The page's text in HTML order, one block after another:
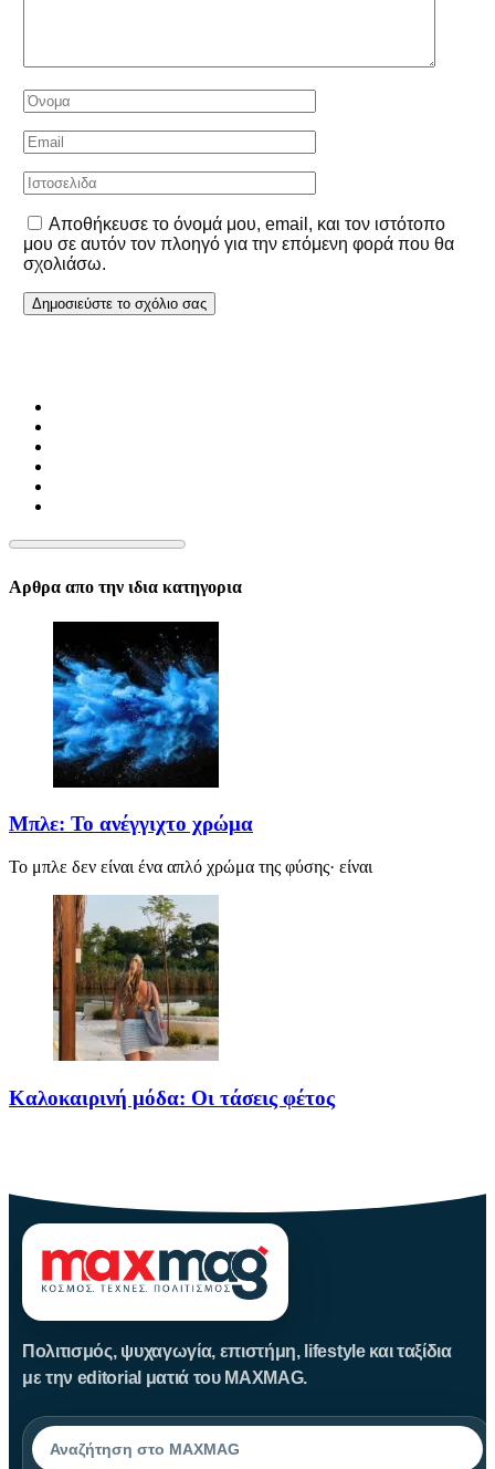
Αποθήκευσε το όνομά μου, email, και τον ιστότοπο
μου σε αυτόν τον πλοηγό για την επόμενη φορά που θα
σχολιάσω.
Αρθρα απο την ιδια κατηγορια
Μπλε: Το ανέγγιχτο χρώμα
Το μπλε δεν είναι ένα απλό χρώμα της φύσης· είναι
Καλοκαιρινή μόδα: Οι τάσεις φέτος
Πολιτισμός, ψυχαγωγία, επιστήμη, lifestyle και ταξίδια
με την editorial ματιά του MAXMAG.
Αναζήτηση